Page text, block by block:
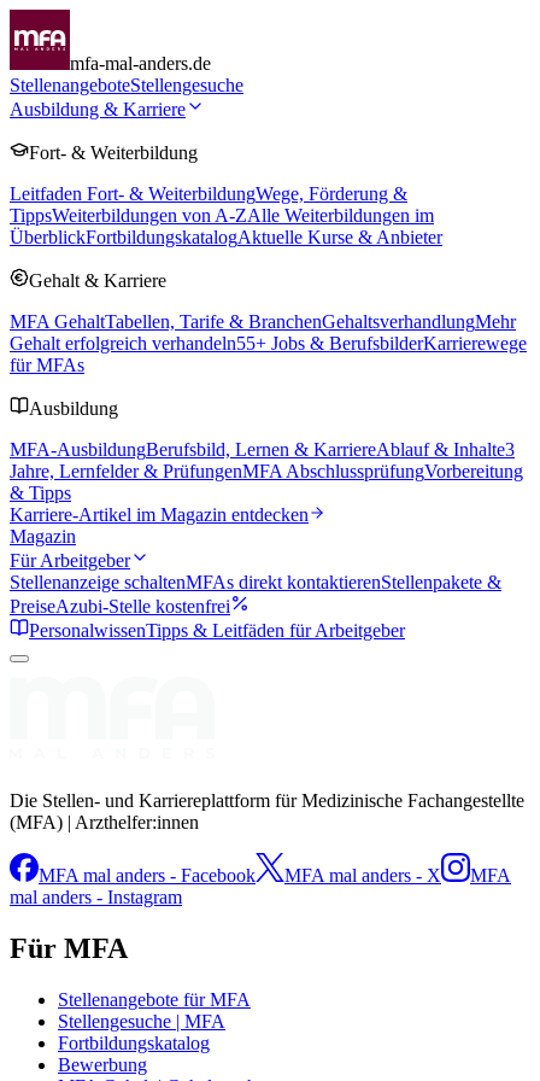
mfa-mal-anders.de
StellenangeboteStellengesuche
Ausbildung & Karriere
Fort- & Weiterbildung
Leitfaden Fort- & WeiterbildungWege, Förderung &
TippsWeiterbildungen von A-ZAlle Weiterbildungen im
ÜberblickFortbildungskatalogAktuelle Kurse & Anbieter
Gehalt & Karriere
MFA GehaltTabellen, Tarife & BranchenGehaltsverhandlungMehr
Gehalt erfolgreich verhandeln55+ Jobs & BerufsbilderKarrierewege
für MFAs
Ausbildung
MFA-AusbildungBerufsbild, Lernen & KarriereAblauf & Inhalte3
Jahre, Lernfelder & PrüfungenMFA AbschlussprüfungVorbereitung
& Tipps
Karriere-Artikel im Magazin entdecken
Magazin
Für Arbeitgeber
Stellenanzeige schaltenMFAs direkt kontaktierenStellenpakete &
PreiseAzubi-Stelle kostenfrei
PersonalwissenTipps & Leitfäden für Arbeitgeber
Die Stellen- und Karriereplattform für Medizinische Fachangestellte
(MFA) | Arzthelfer:innen
MFA mal anders - Facebook MFA mal anders - X
MFA
mal anders - Instagram
Für MFA
Stellenangebote für MFA
Stellengesuche | MFA
Fortbildungskatalog
Bewerbung